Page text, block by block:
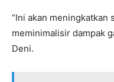
“Ini akan meningkatkan
meminimalisir dampak
Deni.